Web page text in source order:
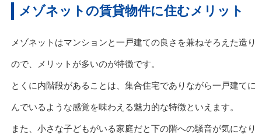
メゾネットの賃貸物件に住むメリット
メゾネットはマンションと一戸建ての良さを兼ねそろえた造
ので、メリットが多いのが特徴です。
とくに内階段があることは、集合住宅でありながら一戸建て
んでいるような感覚を味わえる魅力的な特徴といえます。
また、小さな子どもがいる家庭だと下の階への騒音が気にな